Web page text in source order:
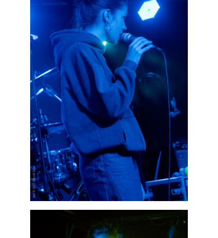
10 éve halt meg lapunk főszerkesztő-
helyettese, Csányi Attila
2026. augusztus 04.
45 éve történt… Jazz-rock albumok 1981-
ből - Shakatak „Drivin’ Hard”
2026. augusztus 03.
Jazz a Márványteremben – Mizar (2008.
január 4.)
2026. augusztus 03.
Gondolataim - 2026 (XI. évfolyam - 8. rész)
2026. augusztus 02.
Exkluzív interjú Bóna Lászlóval
2026. augusztus 01.
Ma 40 éves Gyarmati Gábor és 54 éves
Florian Ross
2026. augusztus 01.
Vér, tornádó és jazz – megjelent a Daveform
Quintet és Kurt Rosenwinkel közös
lemezének új előfutára, a Sharknado
2026. július 31.